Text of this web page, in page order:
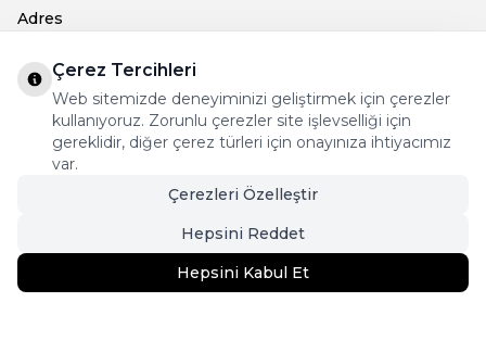
3.299TL Sepete Ekle
Adres
Telefon
+905066896238
E-Posta
info@ametistcollection.com
İnstagram
Çerez Tercihleri
Web sitemizde deneyiminizi geliştirmek için çerezler
kullanıyoruz. Zorunlu çerezler site işlevselliği için
gereklidir, diğer çerez türleri için onayınıza ihtiyacımız
var.
Çerezleri Özelleştir
Hepsini Reddet
Hepsini Kabul Et